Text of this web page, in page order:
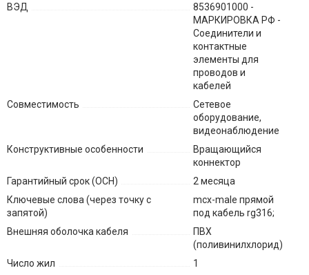
ВЭД
8536901000 -
МАРКИРОВКА РФ -
Соединители и
контактные
элементы для
проводов и
кабелей
Совместимость
Сетевое
оборудование,
видеонаблюдение
Конструктивные особенности
Вращающийся
коннектор
Гарантийный срок (ОСН)
2 месяца
Ключевые слова (через точку с
запятой)
mcx-male прямой
под кабель rg316;
Внешняя оболочка кабеля
ПВХ
(поливинилхлорид)
Число жил
1